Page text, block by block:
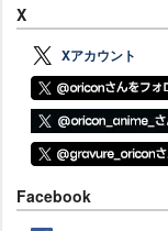
X
Xアカウント
Facebook